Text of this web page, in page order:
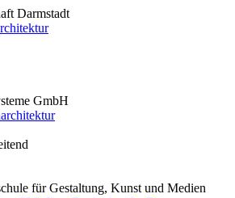
Darmstadt
GmbH
für Gestaltung, Kunst und Medien